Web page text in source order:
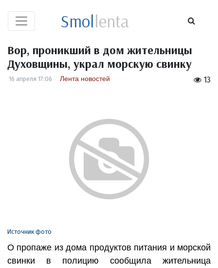
Smollenta
Вор, проникший в дом жительницы
Духовщины, украл морскую свинку
13
16 апреля 17:06 Лента новостей
Источник фото
О пропаже из дома продуктов питания и морской
свинки в полицию сообщила жительница